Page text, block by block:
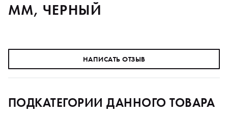
ММ, ЧЕРНЫЙ
НАПИСАТЬ ОТЗЫВ
ПОДКАТЕГОРИИ ДАННОГО ТОВАРА